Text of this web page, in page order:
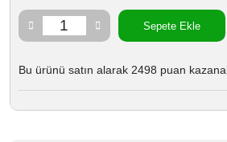
Sepete Ekle
Bu ürünü satın alarak 2498 puan